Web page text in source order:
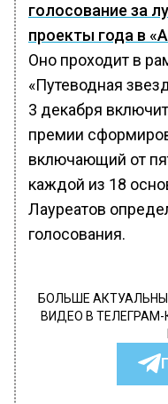
голосование за
проекты года в
Оно проходит в
«Путеводная
3 декабря
премии
включающий от
каждой из 18
Лауреатов
голосования.
БОЛЬШЕ
ВИДЕО В